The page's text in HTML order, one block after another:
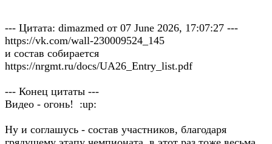
--- Цитата: dimazmed от 07 June 2026, 17:07:27 ---
https://vk.com/wall-230009524_145
и состав собирается
https://nrgmt.ru/docs/UA26_Entry_list.pdf
--- Конец цитаты ---
Видео - огонь! :up:
Ну и соглашусь - состав участников, благодаря